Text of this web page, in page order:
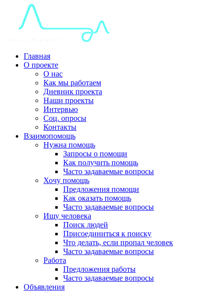
Главная
О проекте
О нас
Как мы работаем
Дневник проекта
Наши проекты
Интервью
Соц. опросы
Контакты
Взаимопомощь
Нужна помощь
Запросы о помощи
Как получить помощь
Часто задаваемые вопросы
Хочу помощь
Предложения помощи
Как оказать помощь
Часто задаваемые вопросы
Ищу человека
Поиск людей
Присоединиться к поиску
Что делать, если пропал человек
Часто задаваемые вопросы
Работа
Предложения работы
Часто задаваемые вопросы
Объявления